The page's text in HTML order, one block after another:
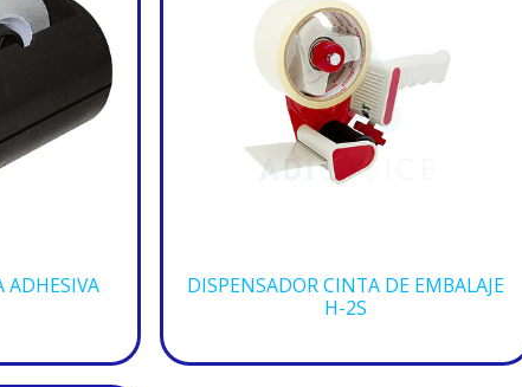
ADHESIVA
DISPENSADOR CINTA DE EMBALAJE
H-2S